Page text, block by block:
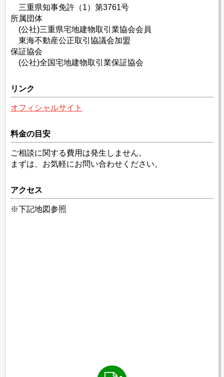
三重県知事免許（1）第3761号
所属団体
(公社)三重県宅地建物取引業協会会員
東海不動産公正取引協議会加盟
保証協会
(公社)全国宅地建物取引業保証協会
リンク
オフィシャルサイト
料金の目安
ご相談に関する費用は発生しません。
まずは、お気軽にお問い合わせください。
アクセス
※下記地図参照